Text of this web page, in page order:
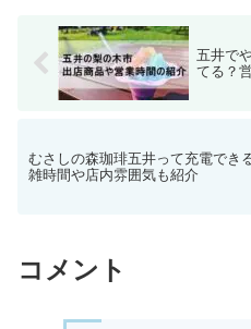
五井で
てる？
むさしの森珈琲五井って充電でき
雑時間や店内雰囲気も紹介
コメント